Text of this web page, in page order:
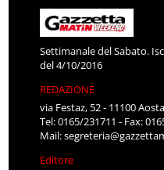
Settimanale del Sabato.
del 4/10/2016
REDAZIONE
via Festaz, 52 - 11100 Aosta
Tel: 0165/231711 - Fax:
Mail:
Editore